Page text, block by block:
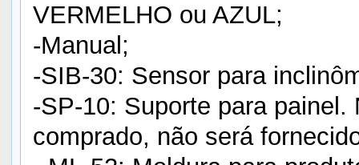
VERMELHO ou AZUL;
-Manual;
-SIB-30: Sensor para
-SP-10: Suporte para
comprado, não será